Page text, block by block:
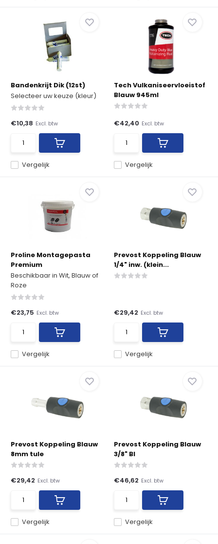
Bandenkrijt Dik (12st)
Selecteer uw keuze (kleur)
Vergelijk
€10,38 Excl. btw
Tech Vulkaniseervloeistof
Blauw 945ml
Vergelijk
€42,40 Excl. btw
Proline Montagepasta
Premium
Beschikbaar in Wit, Blauw of
Roze
Vergelijk
€23,75 Excl. btw
Prevost Koppeling Blauw
1/4" inw. (klein...
Vergelijk
€29,42 Excl. btw
Prevost Koppeling Blauw
8mm tule
Vergelijk
€29,42 Excl. btw
Prevost Koppeling Blauw
3/8" BI
Vergelijk
€46,62 Excl. btw